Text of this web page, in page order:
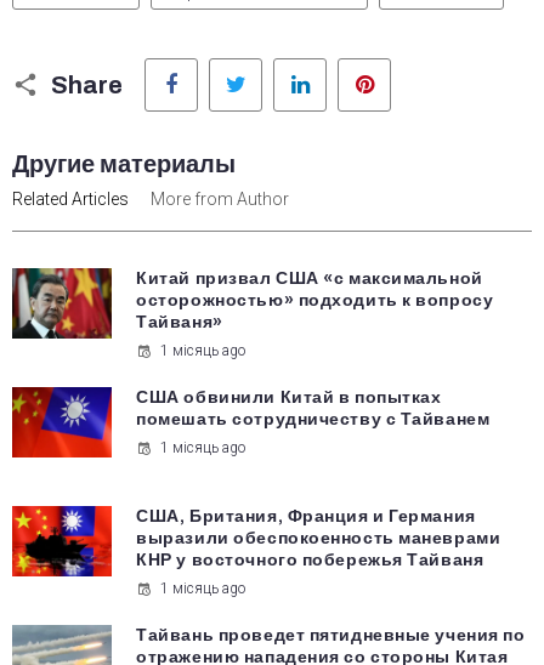
Share
Facebook Twitter LinkedIn
Другие материалы
Related Articles More from Author
Китай призвал США «с максимальной
осторожностью» подходить к вопросу
Тайваня»
1 місяць ago
США обвинили Китай в попытках
помешать сотрудничеству с Тайванем
1 місяць ago
США, Британия, Франция и Германия
выразили обеспокоенность маневрами
КНР у восточного побережья Тайваня
1 місяць ago
Тайвань проведет пятидневные учения по
отражению нападения со стороны Китая